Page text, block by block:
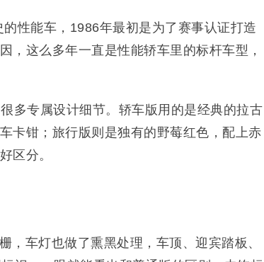
性能车，1986年最初是为了赛事认证打造
，这么多年一直是性能轿车里的标杆车型，
多专属设计细节。轿车版用的是经典的拉古
卡钳；旅行版则是独有的野莓红色，配上赤
区分。
，车灯也做了熏黑处理，车顶、迎宾踏板、